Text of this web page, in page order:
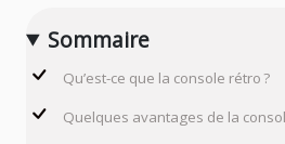
Sommaire
Qu’est-ce que la console rétro ?
Quelques avantages de la